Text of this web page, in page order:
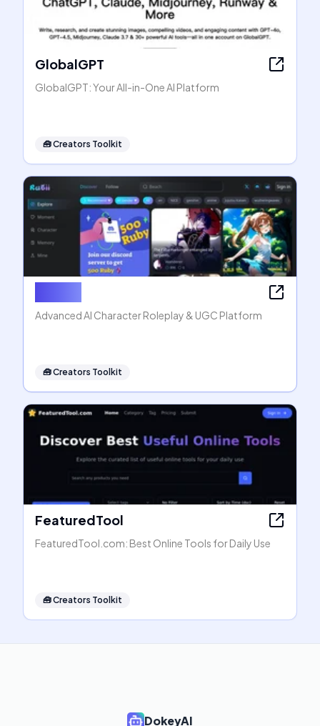
GlobalGPT
GlobalGPT: Your All-in-One AI Platform
🧰Creators Toolkit
Advanced AI Character Roleplay & UGC Platform
🧰Creators Toolkit
FeaturedTool
FeaturedTool.com: Best Online Tools for Daily Use
🧰Creators Toolkit
DokeyAI